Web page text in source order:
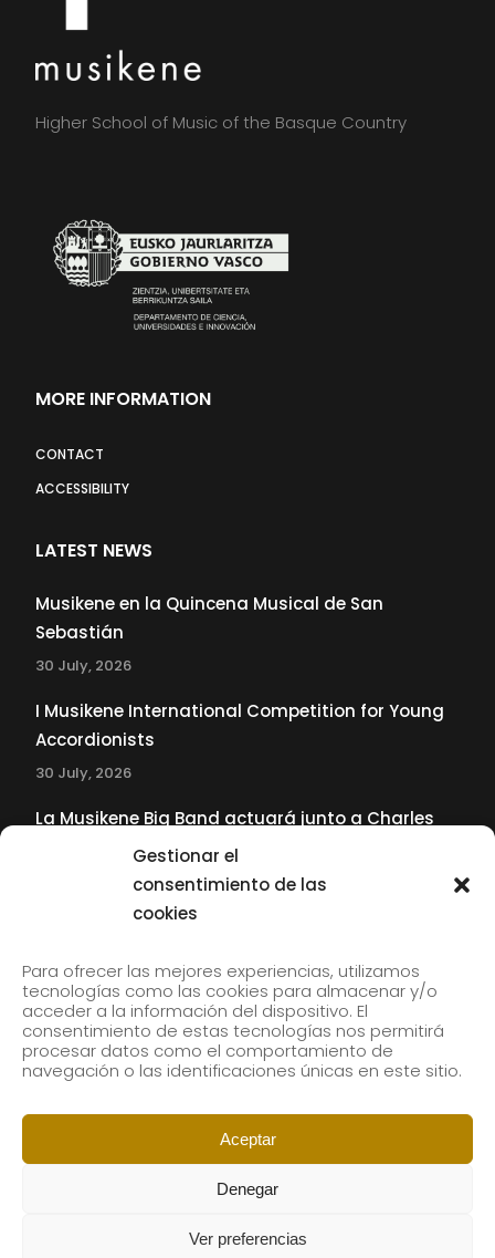
Gestionar el
consentimiento de las
cookies
Para ofrecer las mejores experiencias, utilizamos
tecnologías como las cookies para almacenar y/o
acceder a la información del dispositivo. El
consentimiento de estas tecnologías nos permitirá
procesar datos como el comportamiento de
navegación o las identificaciones únicas en este sitio.
Aceptar
Denegar
Ver preferencias
Higher School of Music of the Basque Country
MORE INFORMATION
CONTACT
ACCESSIBILITY
LATEST NEWS
Musikene en la Quincena Musical de San
Sebastián
30 July, 2026
I Musikene International Competition for Young
Accordionists
30 July, 2026
La Musikene Big Band actuará junto a Charles
Tolliver en el 61 Jazzaldia
Subscribe to our newsletter to receive our news by
email.